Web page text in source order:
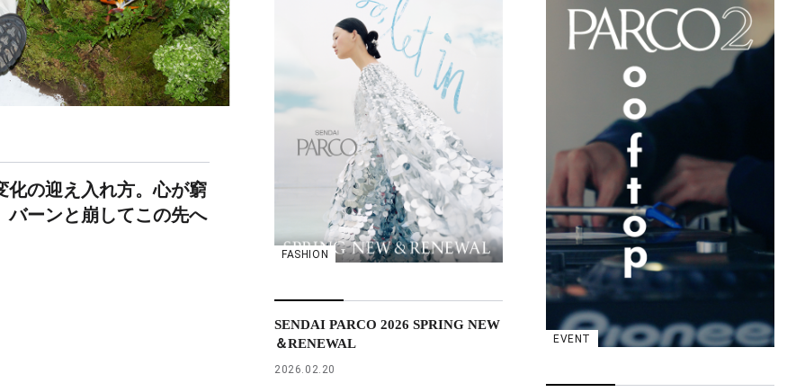
化の迎え入れ方。心が窮
バーンと崩してこの先へ
FASHION
SENDAI PARCO 2026 SPRING NEW
＆RENEWAL
2026.02.20
EVENT